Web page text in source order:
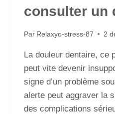
consulter un
Par Relaxyo-stress-87 2
La douleur dentaire, ce
peut vite devenir
signe d’un problème
alerte peut aggraver la
des complications